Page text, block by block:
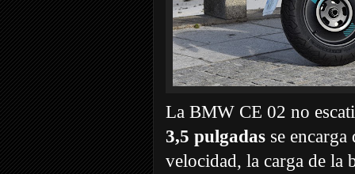
La BMW CE 02 no
3,5 pulgadas se
velocidad, la carga de la